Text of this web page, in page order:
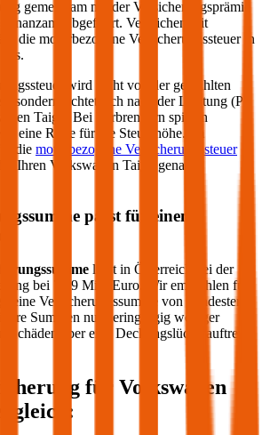
gemeinsam mit der Versicherungsprämie
Finanzamt abgeführt. Verglichen mit
die motorbezogene Versicherungssteuer in
wird nicht von der gewählten
sondern richtet sich nach der Leistung (PS
Taigo
. Bei Verbrennern spielen
eine Rolle für die Steuerhöhe. Im
die motorbezogene Versicherungssteuer
Ihren Volkswagen Taigo
genau
passt für einen
liegt in Österreich bei der
bei 7,79 Mio. Euro. Wir empfehlen für
eine Versicherungssumme von mindestens
Summen nur geringfügig weniger
Schäden aber eine Deckungslücke auftreten
für Volkswagen